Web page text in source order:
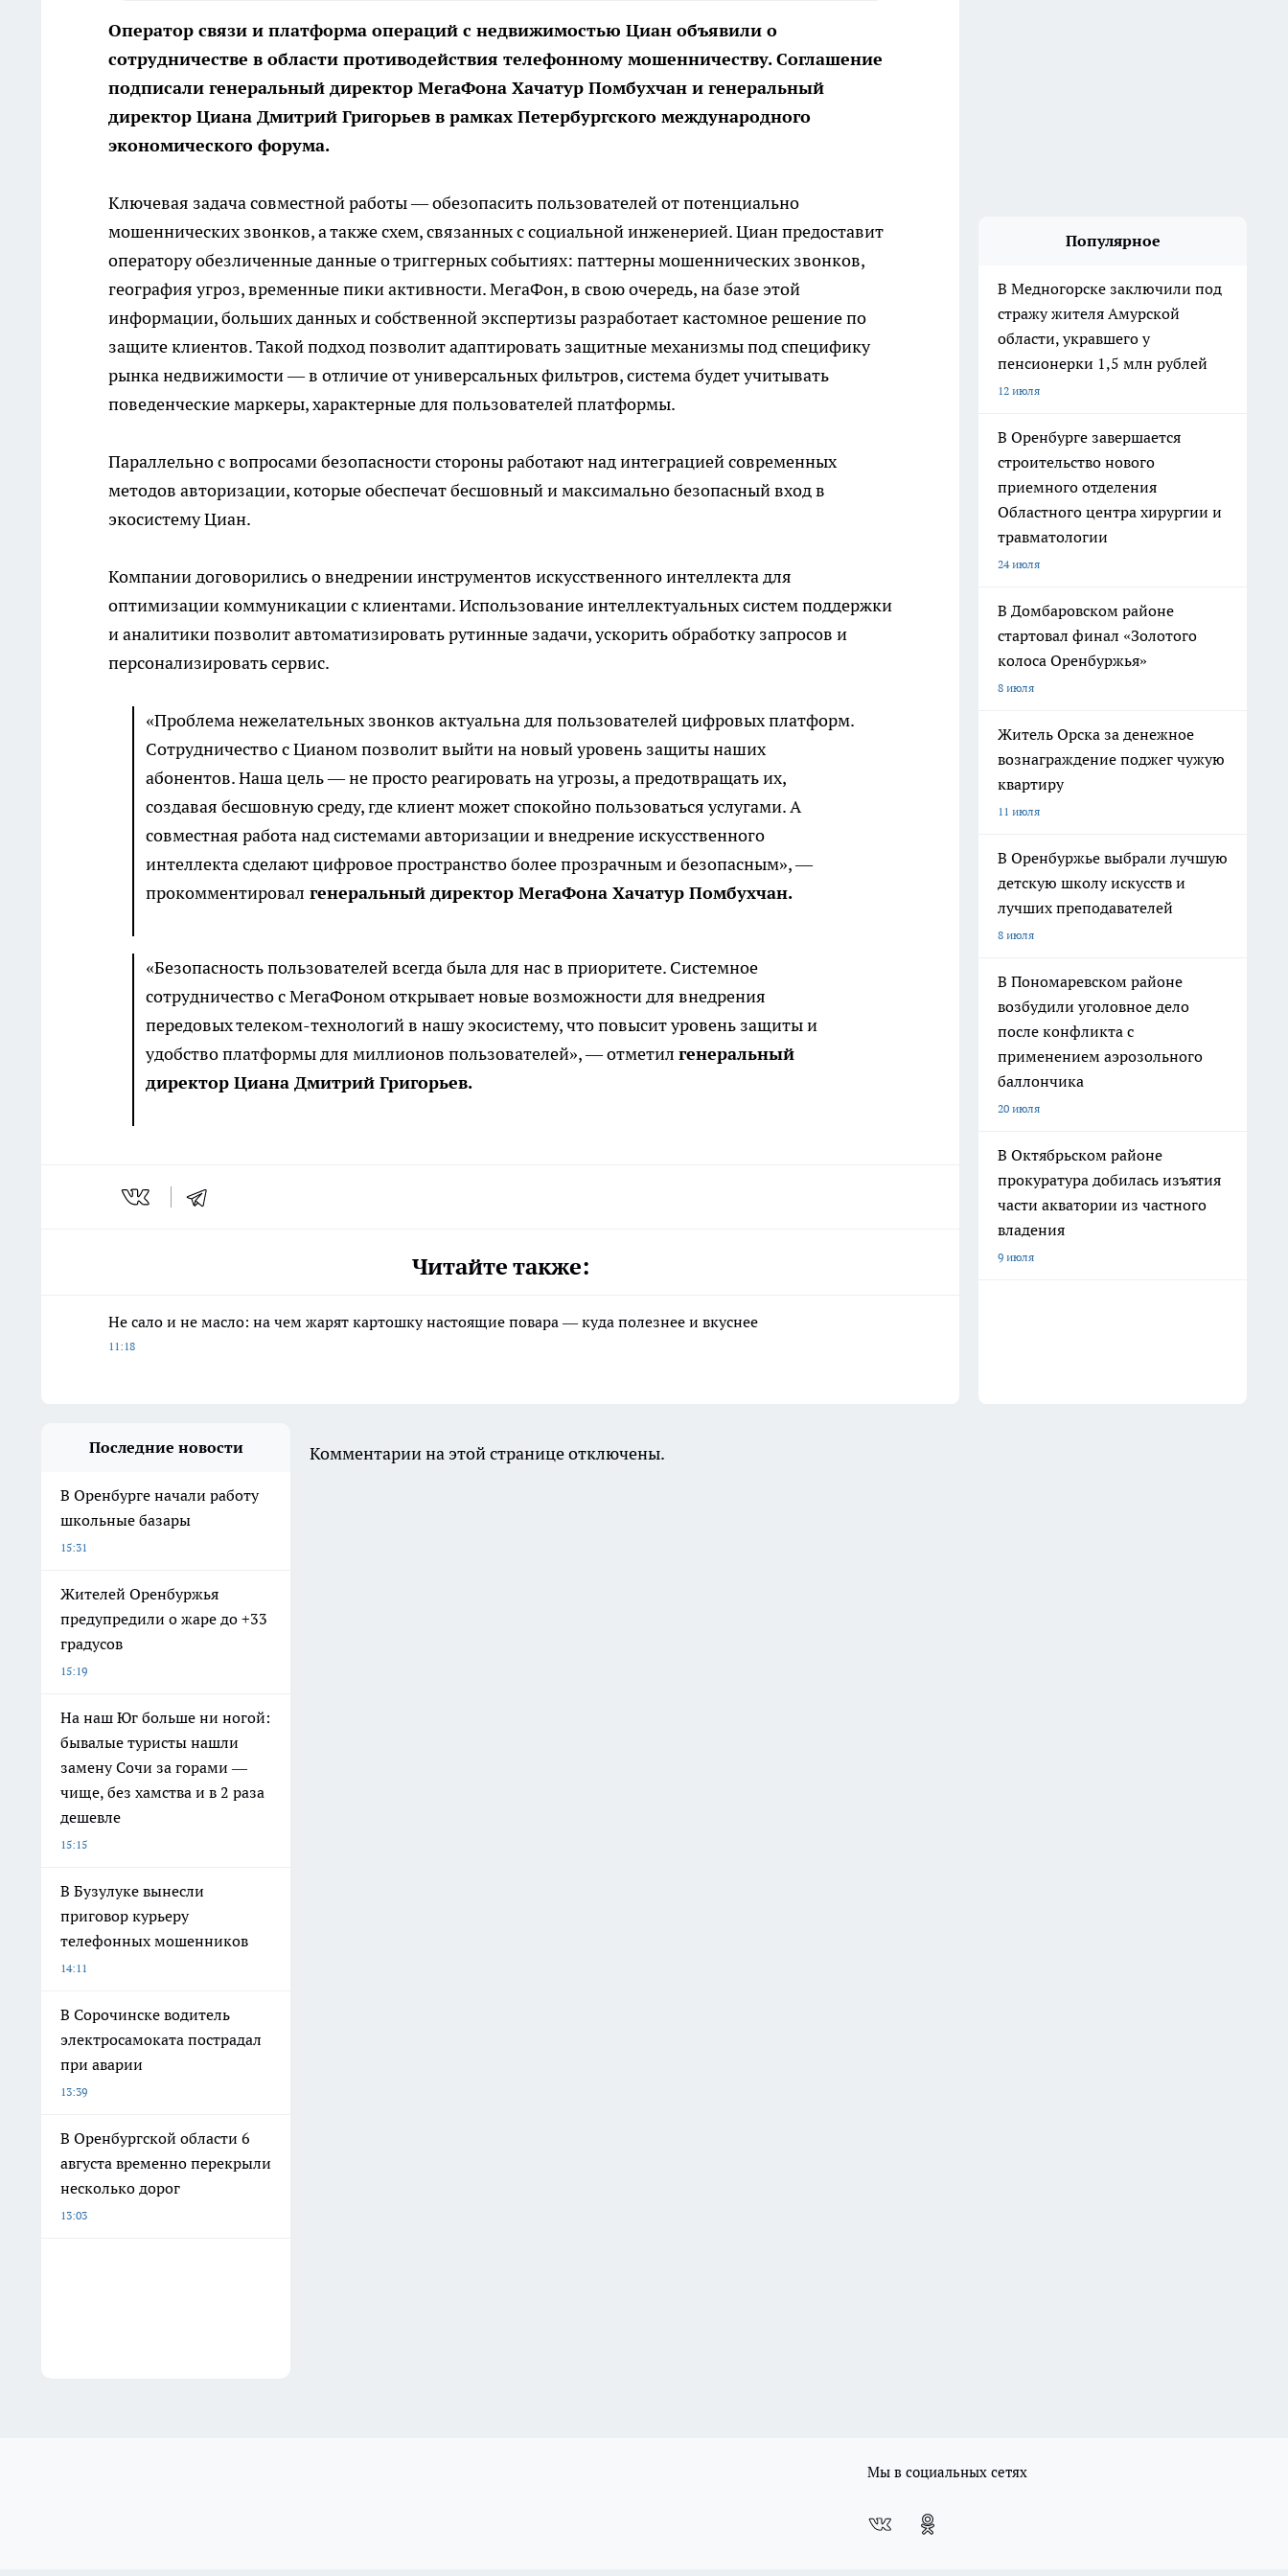
Оператор связи и платформа операций с недвижимостью Циан объявили о
сотрудничестве в области противодействия телефонному мошенничеству. Соглашение
подписали генеральный директор МегаФона Хачатур Помбухчан и генеральный
директор Циана Дмитрий Григорьев в рамках Петербургского международного
экономического форума.
Ключевая задача совместной работы — обезопасить пользователей от потенциально
мошеннических звонков, а также схем, связанных с социальной инженерией. Циан предоставит
оператору обезличенные данные о триггерных событиях: паттерны мошеннических звонков,
география угроз, временные пики активности. МегаФон, в свою очередь, на базе этой
информации, больших данных и собственной экспертизы разработает кастомное решение по
защите клиентов. Такой подход позволит адаптировать защитные механизмы под специфику
рынка недвижимости — в отличие от универсальных фильтров, система будет учитывать
поведенческие маркеры, характерные для пользователей платформы.
Параллельно с вопросами безопасности стороны работают над интеграцией современных
методов авторизации, которые обеспечат бесшовный и максимально безопасный вход в
экосистему Циан.
Компании договорились о внедрении инструментов искусственного интеллекта для
оптимизации коммуникации с клиентами. Использование интеллектуальных систем поддержки
и аналитики позволит автоматизировать рутинные задачи, ускорить обработку запросов и
персонализировать сервис.
«Проблема нежелательных звонков актуальна для пользователей цифровых платформ.
Сотрудничество с Цианом позволит выйти на новый уровень защиты наших
абонентов. Наша цель — не просто реагировать на угрозы, а предотвращать их,
создавая бесшовную среду, где клиент может спокойно пользоваться услугами. А
совместная работа над системами авторизации и внедрение искусственного
интеллекта сделают цифровое пространство более прозрачным и безопасным», —
прокомментировал генеральный директор МегаФона Хачатур Помбухчан.
«Безопасность пользователей всегда была для нас в приоритете. Системное
сотрудничество с МегаФоном открывает новые возможности для внедрения
передовых телеком-технологий в нашу экосистему, что повысит уровень защиты и
удобство платформы для миллионов пользователей», — отметил генеральный
директор Циана Дмитрий Григорьев.
Читайте также:
Не сало и не масло: на чем жарят картошку настоящие повара — куда полезнее и вкуснее
11:18
Популярное
В Медногорске заключили под
стражу жителя Амурской
области, укравшего у
пенсионерки 1,5 млн рублей
12 июля
В Оренбурге завершается
строительство нового
приемного отделения
Областного центра хирургии и
травматологии
24 июля
В Домбаровском районе
стартовал финал «Золотого
колоса Оренбуржья»
8 июля
Житель Орска за денежное
вознаграждение поджег чужую
квартиру
11 июля
В Оренбуржье выбрали лучшую
детскую школу искусств и
лучших преподавателей
8 июля
В Пономаревском районе
возбудили уголовное дело
после конфликта с
применением аэрозольного
баллончика
20 июля
В Октябрьском районе
прокуратура добилась изъятия
части акватории из частного
владения
9 июля
Последние новости
В Оренбурге начали работу
школьные базары
15:31
Жителей Оренбуржья
предупредили о жаре до +33
градусов
15:19
На наш Юг больше ни ногой:
бывалые туристы нашли
замену Сочи за горами —
чище, без хамства и в 2 раза
дешевле
15:15
В Бузулуке вынесли
приговор курьеру
телефонных мошенников
14:11
В Сорочинске водитель
электросамоката пострадал
при аварии
13:39
В Оренбургской области 6
августа временно перекрыли
несколько дорог
13:03
Комментарии на этой странице отключены.
Мы в социальных сетях